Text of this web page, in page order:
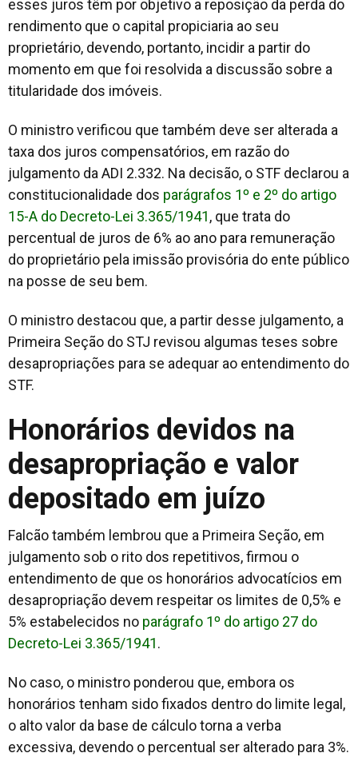
esses juros têm por objetivo a reposição da perda do
rendimento que o capital propiciaria ao seu
proprietário, devendo, portanto, incidir a partir do
momento em que foi resolvida a discussão sobre a
titularidade dos imóveis.
O ministro verificou que também deve ser alterada a
taxa dos juros compensatórios, em razão do
julgamento da ADI 2.332. Na decisão, o STF declarou a
constitucionalidade dos parágrafos 1º e 2º do artigo
15-A do Decreto-Lei 3.365/1941, que trata do
percentual de juros de 6% ao ano para remuneração
do proprietário pela imissão provisória do ente público
na posse de seu bem.
O ministro destacou que, a partir desse julgamento, a
Primeira Seção do STJ revisou algumas teses sobre
desapropriações para se adequar ao entendimento do
STF.
Honorários devidos na
desapropriação e valor
depositado em juízo
Falcão também lembrou que a Primeira Seção, em
julgamento sob o rito dos repetitivos, firmou o
entendimento de que os honorários advocatícios em
desapropriação devem respeitar os limites de 0,5% e
5% estabelecidos no parágrafo 1º do artigo 27 do
Decreto-Lei 3.365/1941.
No caso, o ministro ponderou que, embora os
honorários tenham sido fixados dentro do limite legal,
o alto valor da base de cálculo torna a verba
excessiva, devendo o percentual ser alterado para 3%.